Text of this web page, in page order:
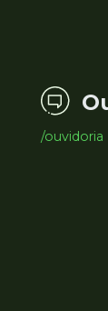
/ouvidoria